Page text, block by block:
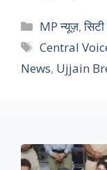
Categories
MP न्यूज़,
Tags
Central
News, Ujjain